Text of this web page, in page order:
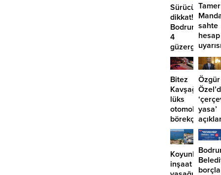
Sürücüler
dikkat!
Bodrum’da
4
güzergahta
EDS
başlıyor
Tamer
sahte
hesap
Bitez
Kavşağı’nda
lüks
otomobil
börekçiye
girdi:
2
yaralı
Özgür
yasa’
‘İmza
atma
yok’
Koyunbaba’da
inşaat